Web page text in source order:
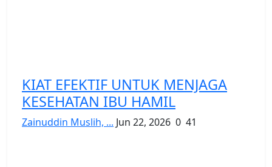
KIAT EFEKTIF UNTUK MENJAGA
KESEHATAN IBU HAMIL
Zainuddin Muslih, ... Jun 22, 2026 0 41